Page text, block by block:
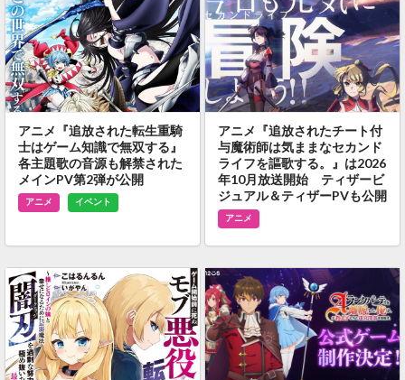
アニメ『追放された転生重騎
士はゲーム知識で無双する』
各主題歌の音源も解禁された
メインPV第2弾が公開
アニメ イベント
アニメ『追放されたチート付
与魔術師は気ままなセカンド
ライフを謳歌する。』は2026
年10月放送開始 ティザービ
ジュアル＆ティザーPVも公開
アニメ